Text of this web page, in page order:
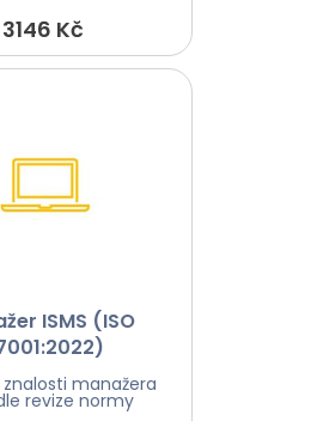
3146 Kč
ISMS (ISO
znalosti manažera
revize normy